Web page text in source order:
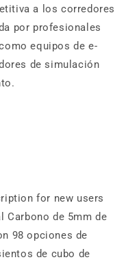
a los corredores
por profesionales
equipos de e-
de simulación
for new users
Carbono de 5mm de
98 opciones de
de cubo de